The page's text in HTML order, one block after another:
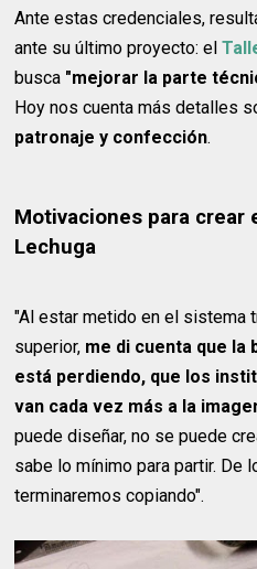
Ante estas credenciales,
ante su último proyecto: el
busca "mejorar la parte
Hoy nos cuenta más detalles
patronaje y confección.
Motivaciones para crear
Lechuga
"Al estar metido en el sistema
superior, me di cuenta que la
está perdiendo, que los
van cada vez más a la
puede diseñar, no se puede
sabe lo mínimo para partir. De
terminaremos copiando".